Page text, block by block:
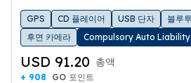
GPS CD 플레이어 USB 단자 블루
후면 카메라
Compulsory Auto
USD 91.20 총액
+ 908 GO 포인트